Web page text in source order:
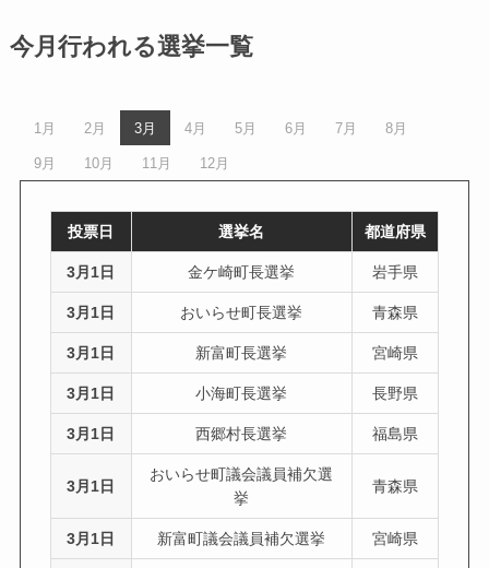
今月行われる選挙一覧
1月 2月 3月 4月 5月 6月 7月 8月
9月 10月 11月 12月
投票日 選挙名 都道府県
3月1日 金ケ崎町長選挙 岩手県
3月1日 おいらせ町長選挙 青森県
3月1日 新富町長選挙 宮崎県
3月1日 小海町長選挙 長野県
3月1日 西郷村長選挙 福島県
3月1日
おいらせ町議会議員補欠選
挙
青森県
3月1日 新富町議会議員補欠選挙 宮崎県